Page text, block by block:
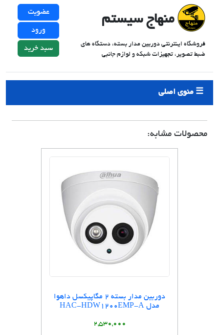
منهاج سیستم
عضویت
ورود
سبد خرید
فروشگاه اینترنتی دوربین مدار بسته، دستگاه های
ضبط تصویر، تجهیزات شبکه و لوازم جانبی
منوی اصلی
محصولات مشابه:
دوربین مدار بسته ۲ مگاپیکسل داهوا
مدل HAC-HDW1200EMP-A
2,530,000